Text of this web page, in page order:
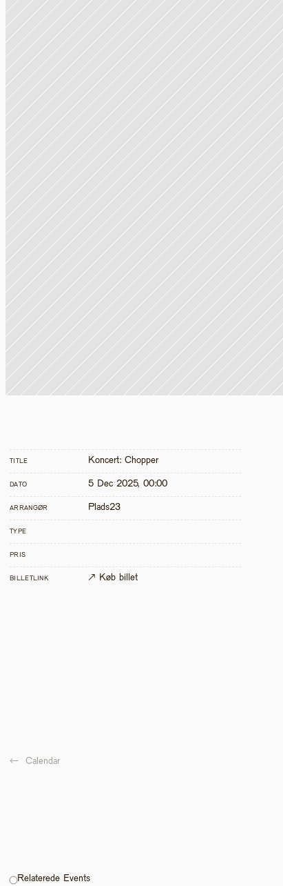
TITLE Koncert: Chopper
DATO 5 Dec 2025, 00:00
ARRANGØR Plads23
TYPE
PRIS
BILLETLINK ↗ Køb billet
← Calendar
Relaterede Events